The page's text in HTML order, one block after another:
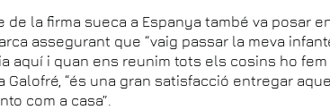
de la firma sueca a Espanya també va posar
assegurant que “vaig passar la meva
aquí i quan ens reunim tots els cosins ho
Galofré, “és una gran satisfacció entregar
com a casa”.